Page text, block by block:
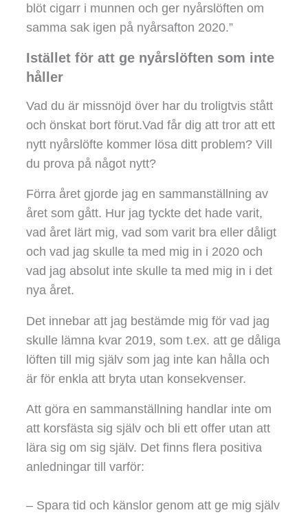
blöt cigarr i munnen och ger nyårslöften om
samma sak igen på nyårsafton 2020.”
Istället för att ge nyårslöften som inte
håller
Vad du är missnöjd över har du troligtvis stått
och önskat bort förut.Vad får dig att tror att ett
nytt nyårslöfte kommer lösa ditt problem? Vill
du prova på något nytt?
Förra året gjorde jag en sammanställning av
året som gått. Hur jag tyckte det hade varit,
vad året lärt mig, vad som varit bra eller dåligt
och vad jag skulle ta med mig in i 2020 och
vad jag absolut inte skulle ta med mig in i det
nya året.
Det innebar att jag bestämde mig för vad jag
skulle lämna kvar 2019, som t.ex. att ge dåliga
löften till mig själv som jag inte kan hålla och
är för enkla att bryta utan konsekvenser.
Att göra en sammanställning handlar inte om
att korsfästa sig själv och bli ett offer utan att
lära sig om sig själv. Det finns flera positiva
anledningar till varför:
– Spara tid och känslor genom att ge mig själv